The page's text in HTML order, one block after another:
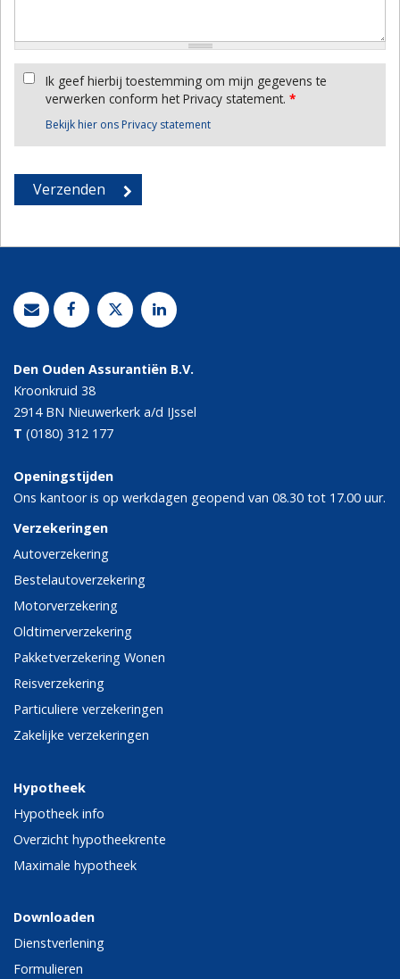
Ik geef hierbij toestemming om mijn gegevens te
verwerken conform het Privacy statement. *
Bekijk hier ons Privacy statement
Den Ouden Assurantiën B.V.
Kroonkruid 38
2914 BN Nieuwerkerk a/d IJssel
T (0180) 312 177
Openingstijden
Ons kantoor is op werkdagen geopend van 08.30 tot 17.00 uur.
Verzekeringen
Autoverzekering
Bestelautoverzekering
Motorverzekering
Oldtimerverzekering
Pakketverzekering Wonen
Reisverzekering
Particuliere verzekeringen
Zakelijke verzekeringen
Hypotheek
Hypotheek info
Overzicht hypotheekrente
Maximale hypotheek
Downloaden
Dienstverlening
Formulieren